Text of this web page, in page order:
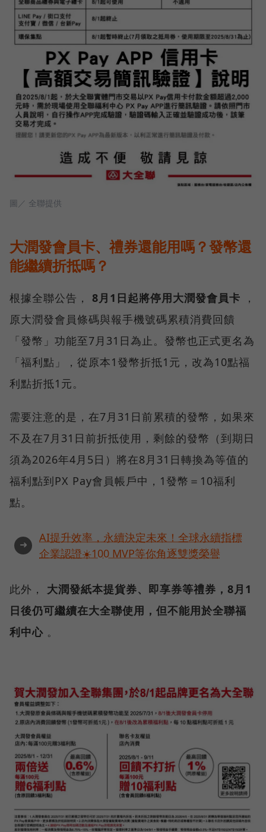
圖／ 全聯提供
大潤發會員卡、禮券還能用嗎？發幣還
能繼續折抵嗎？
根據全聯公告， 8月1日起將停用大潤發會員卡 ，
原大潤發會員條碼與報手機號碼累積消費回饋
「發幣」功能至7月31日為止。發幣也正式更名為
「福利點」，從原本1發幣折抵1元，改為10點福
利點折抵1元。
需要注意的是，在7月31日前累積的發幣，如果來
不及在7月31日前折抵使用，剩餘的發幣（到期日
須為2026年4月5日）將在8月31日轉換為等值的
福利點到PX Pay會員帳戶中，1發幣＝10福利
點。
➜
AI提升效率，永續決定未來！全球永續指標
企業認證☀️100 MVP等你角逐雙獎榮譽
此外， 大潤發紙本提貨券、即享券等禮券，8月1
日後仍可繼續在大全聯使用，但不能用於全聯福
利中心 。